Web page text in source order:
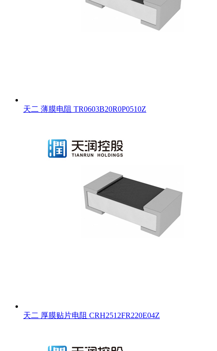
天二 薄膜电阻 TR0603B20R0P0510Z
天二 厚膜贴片电阻 CRH2512FR220E04Z